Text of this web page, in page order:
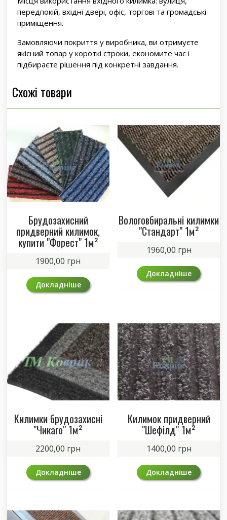
передпокій, вхідні двері, офіс, торгові та громадські
приміщення.
Замовляючи покриття у виробника, ви отримуєте
якісний товар у короткі строки, економите час і
підбираєте рішення під конкретні завдання.
Схожі товари
Брудозахисний
придверний килимок,
купити "Форест" 1м²
1900,00 грн
Докладніше
Вологовбиральні килимки
"Стандарт" 1м²
1960,00 грн
Докладніше
Килимки брудозахисні
"Чикаго" 1м²
2200,00 грн
Докладніше
Килимок придверний
"Шефілд" 1м²
1400,00 грн
Докладніше